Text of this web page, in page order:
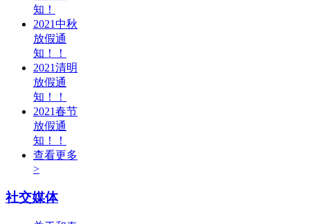
知！
2021中秋
放假通
知！！
2021清明
放假通
知！！
2021春节
放假通
知！！
查看更多
>
社交媒体